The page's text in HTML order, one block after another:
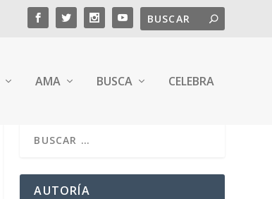
AMA BUSCA CELEBRA
AUTORÍA